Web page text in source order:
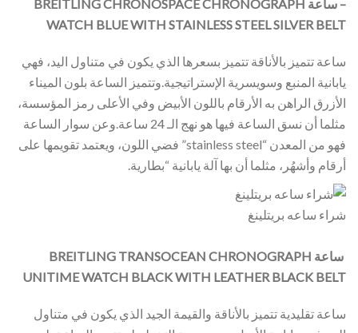
– ساعة BREITLING CHRONOSPACE CHRONOGRAPH
WATCH BLUE WITH STAINLESS STEEL SILVER BELT
ساعة تتميز بالأناقة تتميز بسعرها الذي يكون في متناول اليد، فهي
يابانية المنبع وسويسرية الإستراتيجية.وتتميز الساعة بلون الميناء
الأزرق الراهن به الأرقام باللون الأبيض وفي الأعلى رمز المؤسسة،
مثلما أن نسق الساعة فيها هو نهج الـ 24 ساعة.وعن سوار الساعة
فهو من المعدن “stainless steel” فضي اللون، ويعتمد تقويمها على
أرقام وأشهُر، مثلما أن بها آلة يابانية “بطارية.
شراء ساعه بريتلينغ
ساعة BREITLING TRANSOCEAN CHRONOGRAPH
UNITIME WATCH BLACK WITH LEATHER BLACK BELT
ساعة تقليدية تتميز بالأناقة والقيمة الجيد الذي يكون في متناول